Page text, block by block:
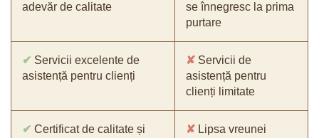
adevăr de calitate
se înnegresc la prima
purtare
✔ Servicii excelente de
asistență pentru clienți
✘ Servicii de
asistență pentru
clienți limitate
✔ Certificat de calitate și
✘ Lipsa vreunei